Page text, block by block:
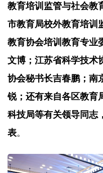
教育培训监管与社会教
市教育局校外教育培训
教育协会培训教育专业
文博；江苏省科学技术
协会秘书长吉春鹏；南
锐；还有来自各区教育
科技局等有关领导同志
表。